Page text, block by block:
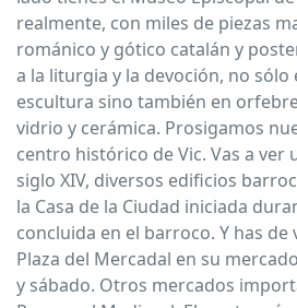
realmente, con miles de piezas
románico y gótico catalán y
a la liturgia y la devoción, no sólo
escultura sino también en
vidrio y cerámica. Prosigamos
centro histórico de Vic. Vas a ver
siglo XIV, diversos edificios
la Casa de la Ciudad iniciada
concluida en el barroco. Y has de
Plaza del Mercadal en su
y sábado. Otros mercados